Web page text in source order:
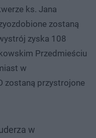
ks. Jana
zostaną
zyska 108
Przedmieściu
w
zostaną przystrojone
w